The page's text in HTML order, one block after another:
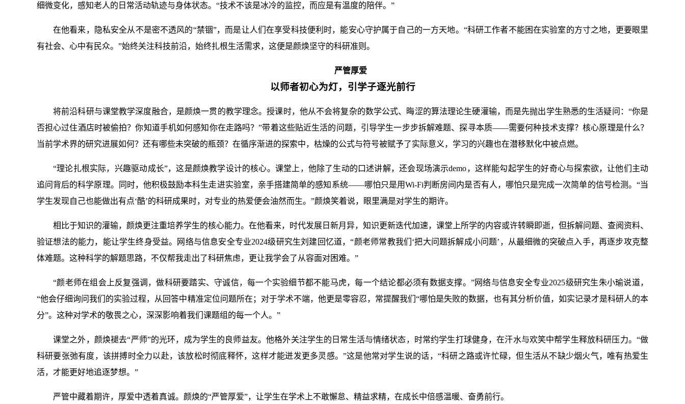
细微变化，感知老人的日常活动轨迹与身体状态。“技术不该是冰冷的监控，而应是有温度的陪伴。”
在他看来，隐私安全从不是密不透风的“禁锢”，而是让人们在享受科技便利时，能安心守护属于自己的一方天地。“科研工作者不能困在实验室的方寸之地，更要眼里
有社会、心中有民众。”始终关注科技前沿，始终扎根生活需求，这便是颜焕坚守的科研准则。
严管厚爱
以师者初心为灯，引学子逐光前行
将前沿科研与课堂教学深度融合，是颜焕一贯的教学理念。授课时，他从不会将复杂的数学公式、晦涩的算法理论生硬灌输，而是先抛出学生熟悉的生活疑问：“你是
否担心过住酒店时被偷拍？你知道手机如何感知你在走路吗？”带着这些贴近生活的问题，引导学生一步步拆解难题、探寻本质——需要何种技术支撑？核心原理是什么？
当前学术界的研究进展如何？还有哪些未突破的瓶颈？在循序渐进的探索中，枯燥的公式与符号被赋予了实际意义，学习的兴趣也在潜移默化中被点燃。
“理论扎根实际，兴趣驱动成长”，这是颜焕教学设计的核心。课堂上，他除了生动的口述讲解，还会现场演示demo，这样能勾起学生的好奇心与探索欲，让他们主动
追问背后的科学原理。同时，他积极鼓励本科生走进实验室，亲手搭建简单的感知系统——哪怕只是用Wi-Fi判断房间内是否有人，哪怕只是完成一次简单的信号检测。“当
学生发现自己也能做出有点‘酷’的科研成果时，对专业的热爱便会油然而生。”颜焕笑着说，眼里满是对学生的期许。
相比于知识的灌输，颜焕更注重培养学生的核心能力。在他看来，时代发展日新月异，知识更新迭代加速，课堂上所学的内容或许转瞬即逝，但拆解问题、查阅资料、
验证想法的能力，能让学生终身受益。网络与信息安全专业2024级研究生刘建回忆道，“颜老师常教我们‘把大问题拆解成小问题’，从最细微的突破点入手，再逐步攻克整
体难题。这种科学的解题思路，不仅帮我走出了科研焦虑，更让我学会了从容面对困难。”
“颜老师在组会上反复强调，做科研要踏实、守诚信，每一个实验细节都不能马虎，每一个结论都必须有数据支撑。”网络与信息安全专业2025级研究生朱小瑜说道，
“他会仔细询问我们的实验过程，从回答中精准定位问题所在；对于学术不端，他更是零容忍，常提醒我们“哪怕是失败的数据，也有其分析价值，如实记录才是科研人的本
分”。这种对学术的敬畏之心，深深影响着我们课题组的每一个人。”
课堂之外，颜焕褪去“严师”的光环，成为学生的良师益友。他格外关注学生的日常生活与情绪状态，时常约学生打球健身，在汗水与欢笑中帮学生释放科研压力。“做
科研要张弛有度，该拼搏时全力以赴，该放松时彻底释怀，这样才能迸发更多灵感。”这是他常对学生说的话，“科研之路或许忙碌，但生活从不缺少烟火气，唯有热爱生
活，才能更好地追逐梦想。”
严管中藏着期许，厚爱中透着真诚。颜焕的“严管厚爱”，让学生在学术上不敢懈怠、精益求精，在成长中倍感温暖、奋勇前行。